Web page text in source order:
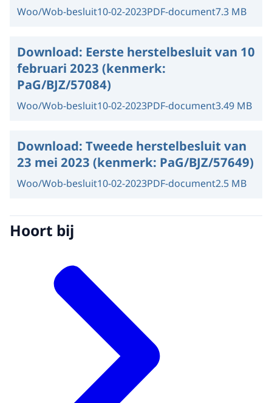
Woo/Wob-besluit10-02-2023PDF-document7.3 MB
Download: Eerste herstelbesluit van 10
februari 2023 (kenmerk:
PaG/BJZ/57084)
Woo/Wob-besluit10-02-2023PDF-document3.49 MB
Download: Tweede herstelbesluit van
23 mei 2023 (kenmerk: PaG/BJZ/57649)
Woo/Wob-besluit10-02-2023PDF-document2.5 MB
Hoort bij